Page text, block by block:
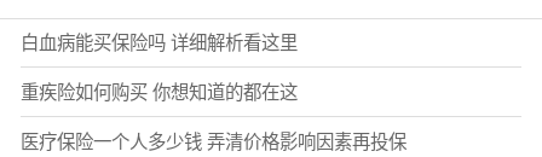
白血病能买保险吗 详细解析看这里
重疾险如何购买 你想知道的都在这
医疗保险一个人多少钱 弄清价格影响因素再投保